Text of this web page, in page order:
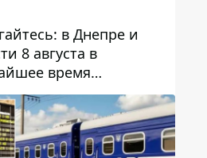
в Днепре и
8 августа в
время
гроза